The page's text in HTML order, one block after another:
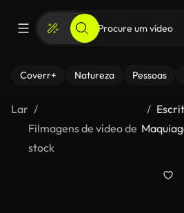
Coverr+ Natureza Pessoas
Lar
Filmagens de vídeo de
stock